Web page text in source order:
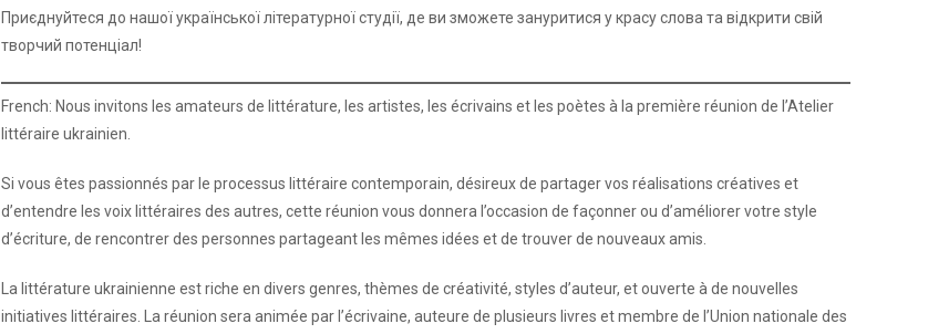
Приєднуйтеся до нашої української літературної студії, де ви зможете зануритися у красу слова та відкрити свій
творчий потенціал!
French: Nous invitons les amateurs de littérature, les artistes, les écrivains et les poètes à la première réunion de l’Atelier
littéraire ukrainien.
Si vous êtes passionnés par le processus littéraire contemporain, désireux de partager vos réalisations créatives et
d’entendre les voix littéraires des autres, cette réunion vous donnera l’occasion de façonner ou d’améliorer votre style
d’écriture, de rencontrer des personnes partageant les mêmes idées et de trouver de nouveaux amis.
La littérature ukrainienne est riche en divers genres, thèmes de créativité, styles d’auteur, et ouverte à de nouvelles
initiatives littéraires. La réunion sera animée par l’écrivaine, auteure de plusieurs livres et membre de l’Union nationale des